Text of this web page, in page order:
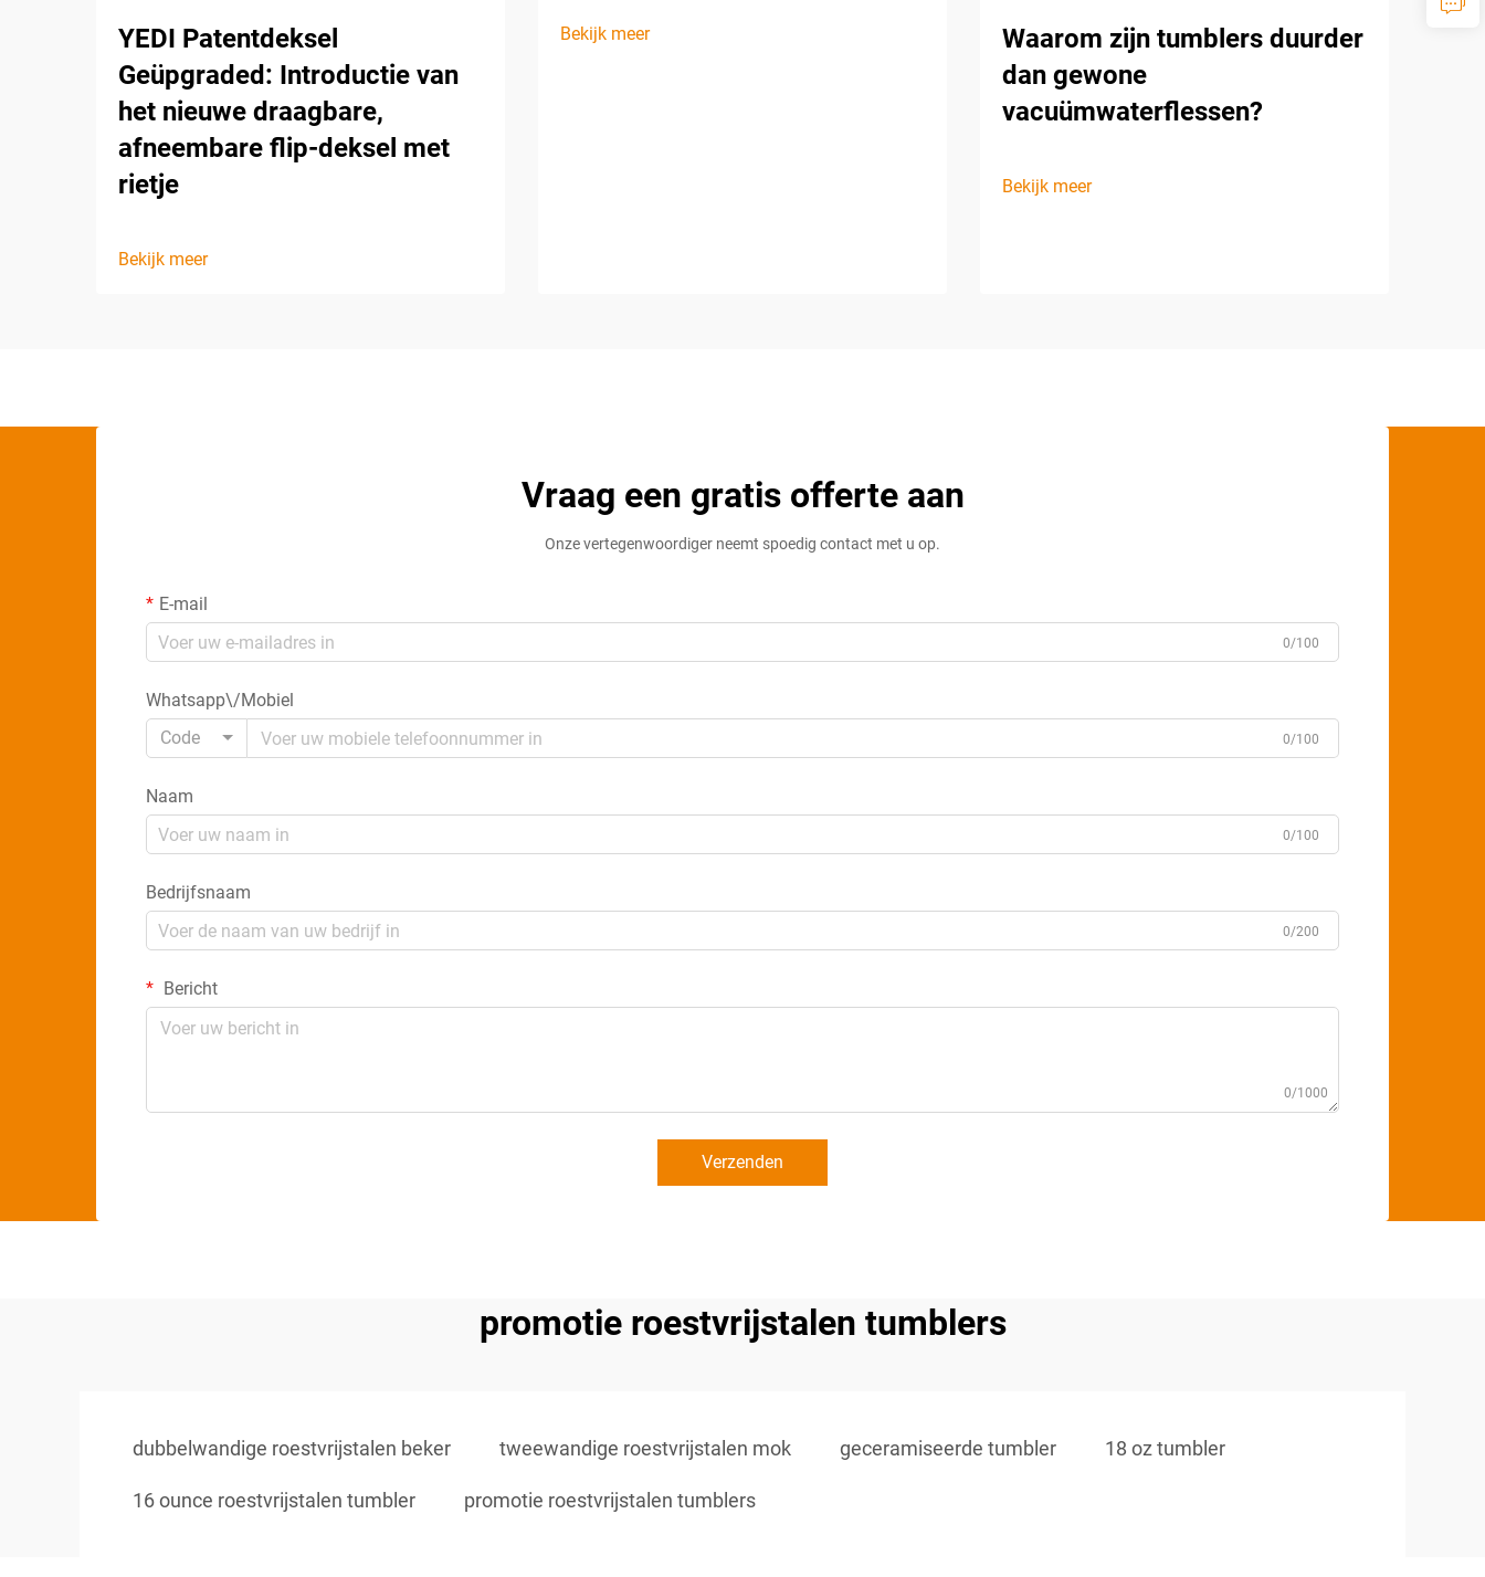
YEDI Patentdeksel
Geüpgraded: Introductie van
het nieuwe draagbare,
afneembare flip-deksel met
rietje
Bekijk meer
Bekijk meer
Waarom zijn tumblers duurder
dan gewone
vacuümwaterflessen?
Bekijk meer
Vraag een gratis offerte aan
Onze vertegenwoordiger neemt spoedig contact met u op.
E-mail
0/100
Whatsapp\/Mobiel
Code
0/100
Naam
0/100
Bedrijfsnaam
0/200
Bericht
0/1000
Verzenden
promotie roestvrijstalen tumblers
dubbelwandige roestvrijstalen beker tweewandige roestvrijstalen mok geceramiseerde tumbler 18 oz tumbler
16 ounce roestvrijstalen tumbler promotie roestvrijstalen tumblers